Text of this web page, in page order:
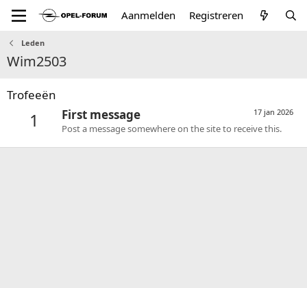
Aanmelden Registreren
Leden
Wim2503
Trofeeën
1 17 jan 2026
First message
Post a message somewhere on the site to receive this.